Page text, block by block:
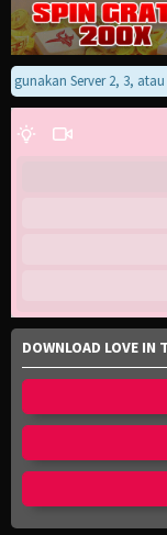
Server 2, 3,
DOWNLOAD LOVE IN